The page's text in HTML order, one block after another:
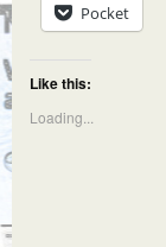
Pocket
Like this:
Loading...